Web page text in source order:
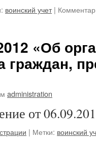
воинский учет |
«Об
граждан,
administration
от
| Метки: воинский